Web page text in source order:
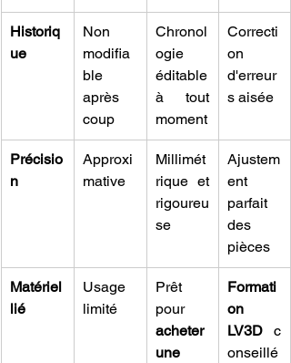
Historiq
ue
Non
modifia
ble
après
coup
Chronol
ogie
éditable
à tout
moment
Correcti
on
d'erreur
s aisée
Précisio
n
Approxi
mative
Millimét
rique et
rigoureu
se
Ajustem
ent
parfait
des
pièces
Matériel
lié
Usage
limité
Prêt
pour
acheter
une
Formati
on
LV3D c
onseillé